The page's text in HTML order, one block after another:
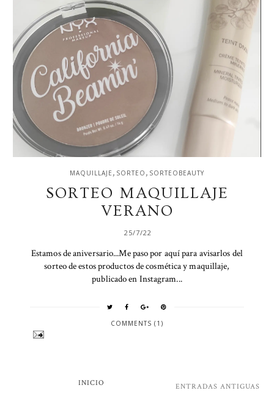
MAQUILLAJE , SORTEO , SORTEOBEAUTY
SORTEO MAQUILLAJE
VERANO
25/7/22
Estamos de aniversario...Me paso por aquí para avisarlos del
sorteo de estos productos de cosmética y maquillaje,
publicado en Instagram...
COMMENTS (1)
ENTRADAS ANTIGUAS
INICIO